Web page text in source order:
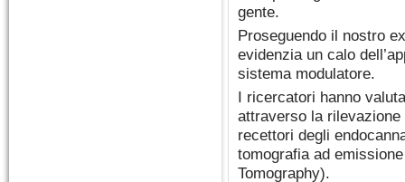
gente.
Proseguendo il nostro
evidenzia un calo
sistema modulatore.
I ricercatori hanno
attraverso la
recettori degli
tomografia ad
Tomography).